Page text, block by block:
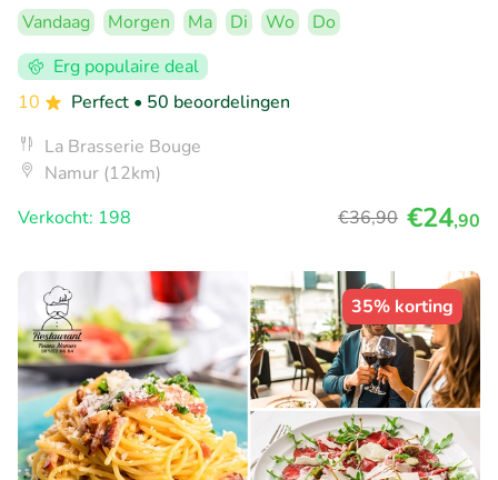
Vandaag Morgen Ma Di Wo
Do
Erg populaire deal
10
Perfect • 50 beoordelingen
La Brasserie Bouge
Namur (12km)
Verkocht: 198
€36,90 €24,90
35% korting